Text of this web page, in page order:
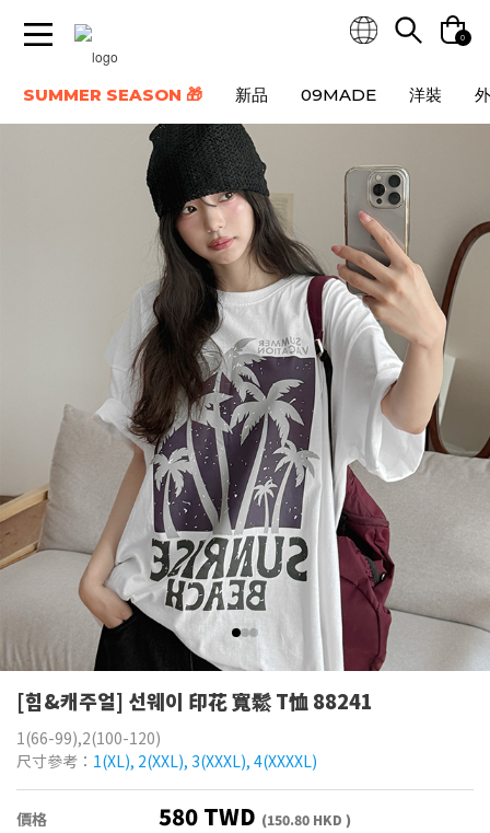
0
SUMMER SEASON 🎁 新品 09MADE 洋裝
[힙&캐주얼] 선웨이 印花 寬鬆 T恤 88241
1(66-99),2(100-120)
尺寸參考： 1(XL), 2(XXL), 3(XXXL), 4(XXXXL)
價格 580 TWD (150.80 HKD )